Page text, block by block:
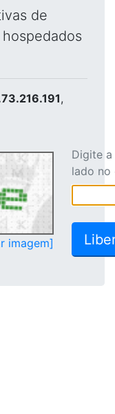
de
,
imagem]
Digite
lado no